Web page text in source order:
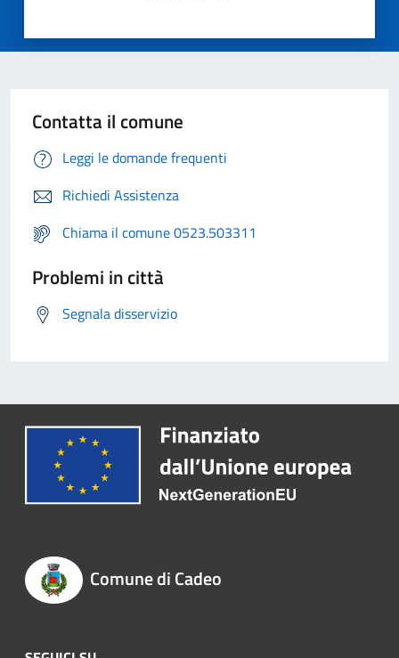
Contatta il comune
Leggi le domande frequenti
Richiedi Assistenza
Chiama il comune 0523.503311
Problemi in città
Segnala disservizio
Comune di Cadeo